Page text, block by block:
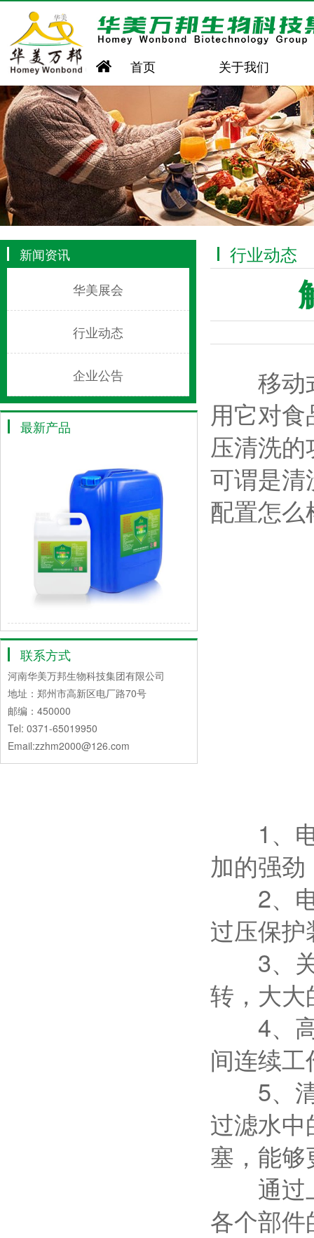
首页 关于我们
新闻资讯
华美展会
行业动态
企业公告
最新产品
联系方式
河南华美万邦生物科技集团有限公司
地址：郑州市高新区电厂路70号
邮编：450000
Tel: 0371-65019950
Email:zzhm2000@126.com
行业动态
移动式
用它对
压清洗
可谓是
配置怎
1、电
加的强
2、电
过压保
3、关
转，大
4、高
间连续
5、清
过滤水
塞，能
通过上
各个部